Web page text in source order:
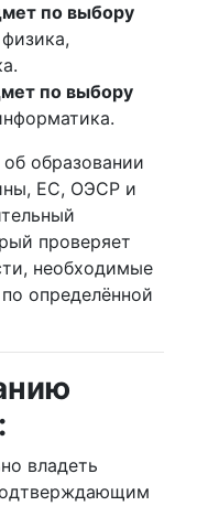
по выбору
по выбору
образовании
ЕС, ОЭСР и
проверяет
необходимые
определённой
владеть